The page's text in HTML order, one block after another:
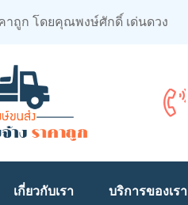
าถูก โดยคุณพงษ์ศักดิ์ เด่นดวง
เกี่ยวกับเรา บริการของเรา